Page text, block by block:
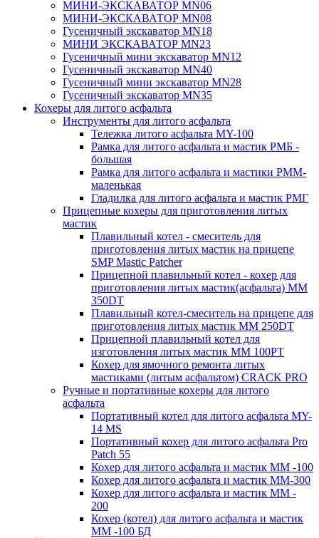
МИНИ-ЭКСКАВАТОР MN06
МИНИ-ЭКСКАВАТОР MN08
Гусеничный экскаватор MN18
МИНИ ЭКСКАВАТОР MN23
Гусеничный мини экскаватор MN12
Гусеничный экскаватор MN40
Гусеничный мини экскаватор MN28
Гусеничный экскаватор MN35
Кохеры для литого асфальта
Инструменты для литого асфальта
Тележка литого асфальта MY-100
Рамка для литого асфальта и мастик РМБ -
большая
Рамка для литого асфальта и мастики РММ-
маленькая
Гладилка для литого асфальта и мастик РМГ
Прицепные кохеры для приготовления литых
мастик
Плавильный котел - смеситель для
приготовления литых мастик на прицепе
SMP Mastic Patcher
Прицепной плавильный котел - кохер для
приготовления литых мастик(асфальта) MM
350DT
Плавильный котел-смеситель на прицепе для
приготовления литых мастик MM 250DT
Прицепной плавильный котел для
изготовления литых мастик MM 100PT
Кохер для ямочного ремонта литых
мастиками (литым асфальтом) CRACK PRO
Ручные и портативные кохеры для литого
асфальта
Портативный котел для литого асфальта MY-
14 MS
Портативный кохер для литого асфальта Pro
Patch 55
Кохер для литого асфальта и мастик MM -100
Кохер для литого асфальта и мастик MM-300
Кохер для литого асфальта и мастик MM -
200
Кохер (котел) для литого асфальта и мастик
MM -100 БД